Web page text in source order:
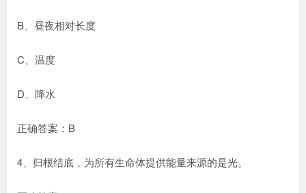
B、昼夜相对长度
C、温度
D、降水
正确答案：B
4、归根结底，为所有生命体提供能量来源的是光。